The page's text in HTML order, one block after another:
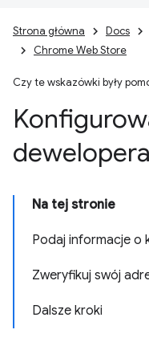
Strona główna Docs
Chrome Web Store
Czy te wskazówki były
dewelopera
Na tej stronie
Podaj informacje o
Zweryfikuj swój
Dalsze kroki